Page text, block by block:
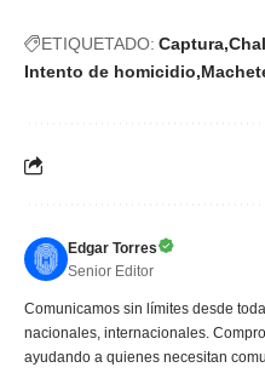
ETIQUETADO: Captura
Intento de homicidio
Edgar Torres
Senior Editor
Comunicamos sin límites desde
nacionales, internacionales.
ayudando a quienes necesitan